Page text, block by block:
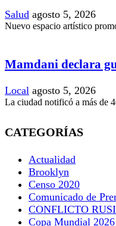
Salud agosto 5, 2026
Nuevo espacio artístico
Mamdani declara
Local agosto 5, 2026
La ciudad notificó a más de
CATEGORÍAS
Actualidad
Brooklyn
Censo 2020
Comunicado de
CONFLICTO
Copa Mundial 2026